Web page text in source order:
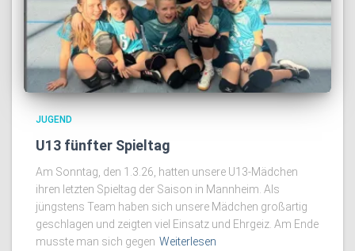
JUGEND
U13 fünfter Spieltag
Am Sonntag, den 1.3.26, hatten unsere U13-Mädchen
ihren letzten Spieltag der Saison in Mannheim. Als
jüngstens Team haben sich unsere Mädchen großartig
geschlagen und zeigten viel Einsatz und Ehrgeiz. Am Ende
musste man sich gegen Weiterlesen